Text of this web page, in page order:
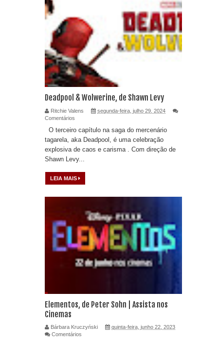
Deadpool & Wolwerine, de Shawn Levy
Ritchie Valens
segunda-feira, julho 29, 2024
Comentários
O terceiro capítulo na saga do mercenário
tagarela, aka Deadpool, é uma celebração
explosiva de caos e carisma . Com direção de
Shawn Levy...
LEIA MAIS
Elementos, de Peter Sohn | Assista nos
Cinemas
Bárbara Kruczyński
quinta-feira, junho 22, 2023
Comentários